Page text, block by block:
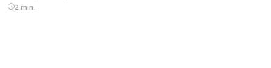
2 min.